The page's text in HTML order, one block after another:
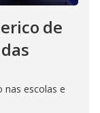
de
nas escolas e